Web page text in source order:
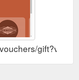
& Community Club
Club in the
Membership
Us; Search for:
HOW IT WORKS
Place your